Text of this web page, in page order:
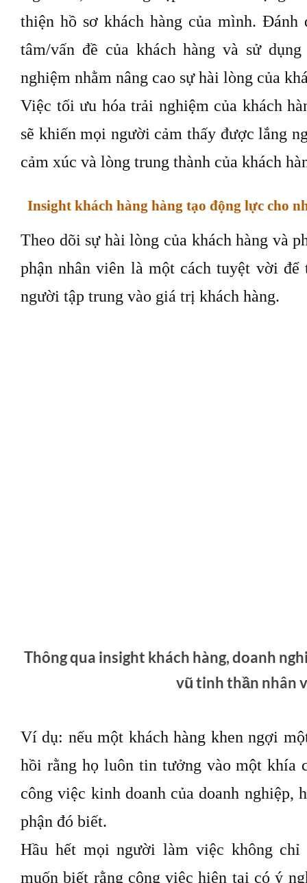
thiện hồ sơ khách hàng của mình. Đánh
tâm/vấn đề của khách hàng và sử
nghiệm nhằm nâng cao sự hài lòng của
Việc tối ưu hóa trải nghiệm của khách
sẽ khiến mọi người cảm thấy được lắng
cảm xúc và lòng trung thành của khách
Insight khách hàng hàng tạo động lực cho
Theo dõi sự hài lòng của khách hàng và
phận nhân viên là một cách tuyệt vời
người tập trung vào giá trị khách hàng.
Thông qua insight khách hàng, doanh